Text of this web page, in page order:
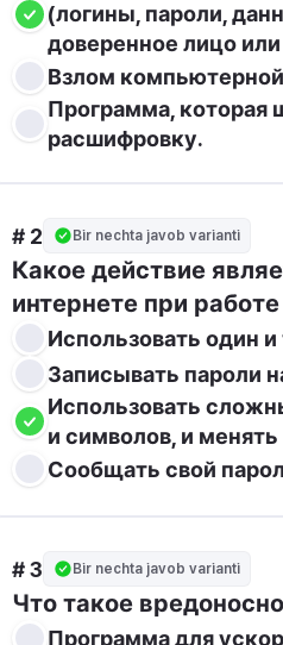
(логины, пароли,
доверенное лицо
Взлом
Программа, которая
расшифровку.
# 2 Bir nechta javob varianti
Какое действие
интернете при
Использовать один
Записывать пароли
Использовать
и символов, и менять
Сообщать свой
# 3 Bir nechta javob varianti
Что такое
Программа для